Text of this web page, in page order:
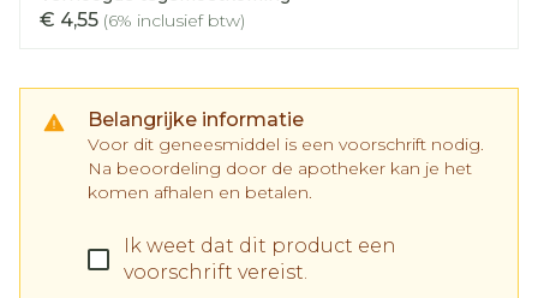
€ 4,55 (6% inclusief btw)
Belangrijke informatie
Voor dit geneesmiddel is een voorschrift nodig.
Na beoordeling door de apotheker kan je het
komen afhalen en betalen.
Ik weet dat dit product een
voorschrift vereist.